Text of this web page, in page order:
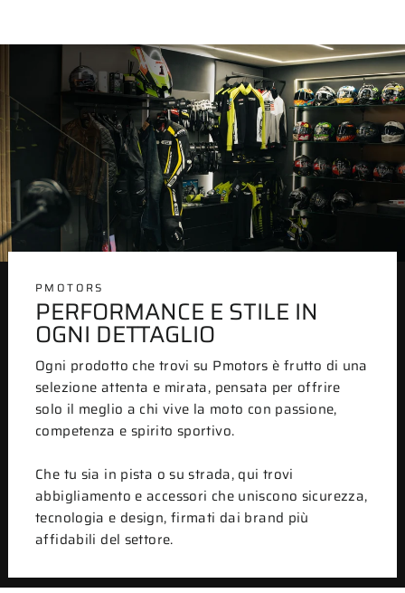
PMOTORS
PERFORMANCE E STILE IN
OGNI DETTAGLIO
Ogni prodotto che trovi su Pmotors è frutto di una
selezione attenta e mirata, pensata per offrire
solo il meglio a chi vive la moto con passione,
competenza e spirito sportivo.
Che tu sia in pista o su strada, qui trovi
abbigliamento e accessori che uniscono sicurezza,
tecnologia e design, firmati dai brand più
affidabili del settore.